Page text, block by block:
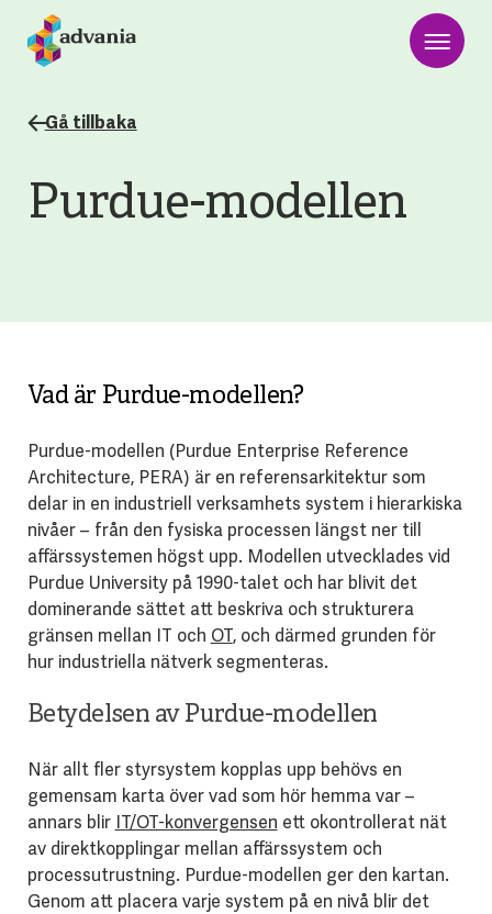
Gå tillbaka
Purdue-modellen
Vad är Purdue-modellen?
Purdue-modellen (Purdue Enterprise Reference
Architecture, PERA) är en referensarkitektur som
delar in en industriell verksamhets system i hierarkiska
nivåer – från den fysiska processen längst ner till
affärssystemen högst upp. Modellen utvecklades vid
Purdue University på 1990-talet och har blivit det
dominerande sättet att beskriva och strukturera
gränsen mellan IT och OT, och därmed grunden för
hur industriella nätverk segmenteras.
Betydelsen av Purdue-modellen
När allt fler styrsystem kopplas upp behövs en
gemensam karta över vad som hör hemma var –
annars blir IT/OT-konvergensen ett okontrollerat nät
av direktkopplingar mellan affärssystem och
processutrustning. Purdue-modellen ger den kartan.
Genom att placera varje system på en nivå blir det